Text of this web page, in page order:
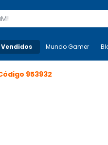
Mais-v- Mundo
Mundo Gamer
953932